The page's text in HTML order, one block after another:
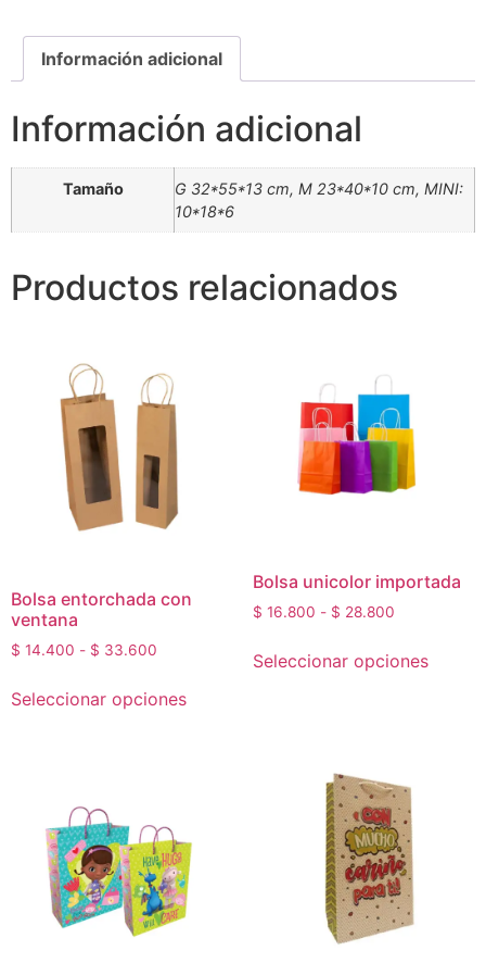
Información adicional
Información adicional
Tamaño
G 32*55*13 cm, M 23*40*10 cm, MINI:
10*18*6
Productos relacionados
Bolsa entorchada con
ventana
$ 14.400 - $ 33.600
Seleccionar opciones
Bolsa unicolor importada
$ 16.800 - $ 28.800
Seleccionar opciones